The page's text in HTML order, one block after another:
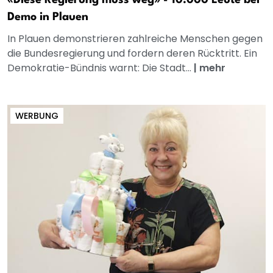
Demo in Plauen
In Plauen demonstrieren zahlreiche Menschen gegen
die Bundesregierung und fordern deren Rücktritt. Ein
Demokratie-Bündnis warnt: Die Stadt... | mehr
WERBUNG